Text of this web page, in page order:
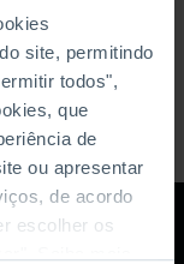
site, permitindo
todos",
que
de
ou apresentar
de acordo
escolher os